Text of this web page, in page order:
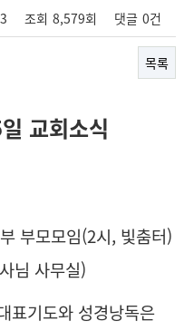
조회 8,579회 댓글 0건
목록
교회소식
부모모임(2시, 빛춤터)
님 사무실)
표기도와 성경낭독은